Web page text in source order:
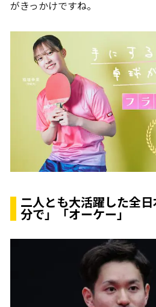
がきっかけですね。
二人とも大活躍した全
分で」「オーケー」